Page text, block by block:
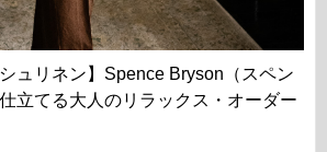
ュリネン】Spence Bryson（スペン
立てる大人のリラックス・オーダー